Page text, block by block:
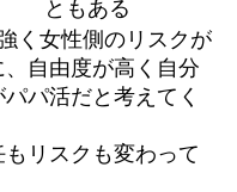
ともある
く女性側のリスクが
自由度が高く自分
パ活だと考えてく
リスクも変わって